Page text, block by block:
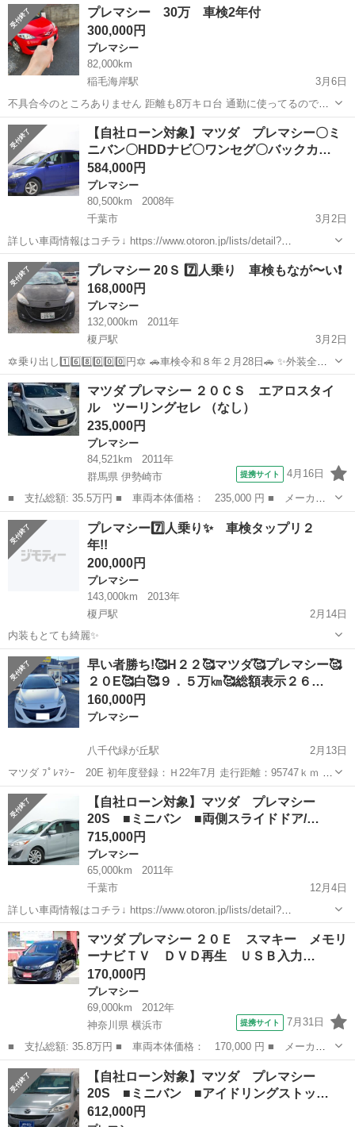
両側パワースライドドア 純正ナビ Ｂｌｕｅｔｏｏｔｈ フルセ
グ バックカメラ ...
埼玉 越谷市 プレマシー
プレマシー 30万 車検2年付
300,000円
プレマシー
82,000km
稲毛海岸駅
3月6日
不具合今のところありません 距離も8万キロ台 通勤に使ってるので多
少伸びます 万ポッキリそれ以外かかりません！ 購入者のバックれが多
いため最終値下げです nnお願いします 車検あり
千葉 稲毛海岸駅 プレマシー 20万
【自社ローン対象】マツダ プレマシー〇ミ
ニバン〇HDDナビ〇ワンセグ〇バックカ…
584,000円
プレマシー
80,500km
2008年
千葉市
3月2日
詳しい車両情報はコチラ↓ https://www.otoron.jp/lists/detail?
carno=042082 ※売約済みの場合表示されません ※記載の金額は現金
一括払いの金額です 信用機関を通さな...
千葉 千葉市 ローン
プレマシー 20Ｓ 7️⃣人乗り 車検もなが〜い❗️
168,000円
プレマシー
132,000km
2011年
榎戸駅
3月2日
🔯乗り出し1️⃣6️⃣8️⃣0️⃣0️⃣0️⃣円🔯 🚗車検令和８年２月28日🚗 ✨️外装全く
キズ無しのピカピカ✨ 🌟取り扱い説明書＆記録簿＆整備手帳 全て完
備 🌟ワンオーナー車
千葉 八街市 榎戸駅
マツダ プレマシー ２０ＣＳ エアロスタイ
ル ツーリングセレ （なし）
235,000円
プレマシー
84,521km
2011年
群馬県 伊勢崎市
提携サイト 4月16日
■ 支払総額: 35.5万円 ■ 車両本体価格： 235,000 円 ■ メーカー
名： マツダ ■ 車種名： プレマシー ■ グレード名： ２０Ｃ
Ｓ エアロスタイル ツーリングセレ ■ 排気量： 2000cc ■ ドア
枚数...
群馬 伊勢崎市 プレマシー
プレマシー7️⃣人乗り✨ 車検タップリ２
年!!
200,000円
プレマシー
143,000km
2013年
榎戸駅
2月14日
内装もとても綺麗✨
千葉 八街市 榎戸駅 プレマシー オーナー
早い者勝ち!🥰H２２🥰マツダ🥰プレマシー🥰
２０E🥰白🥰９．５万㎞🥰総額表示２６…
160,000円
プレマシー
八千代緑が丘駅
2月13日
マツダ ﾌﾟﾚﾏｼｰ 20E 初年度登録：Ｈ22年7月 走行距離：95747ｋｍ 型
式：DAA-CWEFW 外装色：白（34K） 車検：令和7年7月29日 シフ
ト：インパネＡＴ その他：エアコン、エアバッグ...
千葉 八千代市 八千代緑が丘駅 プレマシー
【自社ローン対象】マツダ プレマシー
20S ■ミニバン ■両側スライドドア/…
715,000円
プレマシー
65,000km
2011年
千葉市
12月4日
詳しい車両情報はコチラ↓ https://www.otoron.jp/lists/detail?
carno=040979 ※売約済みの場合表示されません ※記載の金額は現金
一括払いの金額です 信用機関を通...
千葉 千葉市 プレマシー
マツダ プレマシー ２０Ｅ スマキー メモリ
ーナビＴＶ ＤＶＤ再生 ＵＳＢ入力…
170,000円
プレマシー
69,000km
2012年
神奈川県 横浜市
提携サイト 7月31日
■ 支払総額: 35.8万円 ■ 車両本体価格： 170,000 円 ■ メーカー
名： マツダ ■ 車種名： プレマシー ■ グレード名： ２０Ｅ
スマキー メモリーナビＴＶ ＤＶＤ再生 ＵＳＢ入力 Ｂｌｕｅｔ
ｏｏｔｈ 後...
神奈川 横浜市 プレマシー
【自社ローン対象】マツダ プレマシー
20S ■ミニバン ■アイドリングストッ…
612,000円